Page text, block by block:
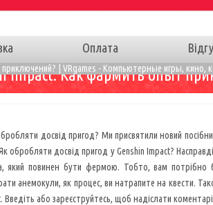
Оплата
| VRgames - Компьютерные игры, кино,
Impact. Как фармить опыт
досвід пригод? Ми присвятили новий
обробляти досвід пригод у Genshin Impact?
який повинен бути фермою. Тобто, вам потрібно
анемокули, як процес, ви натрапите на квести.
Введіть або зареєструйтесь, щоб надіслати